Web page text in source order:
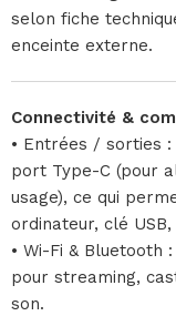
selon fiche
enceinte externe.
Connectivité &
• Entrées / sorties :
port Type-C (pour
usage), ce qui
ordinateur, clé USB,
• Wi-Fi & Bluetooth
pour streaming,
son.